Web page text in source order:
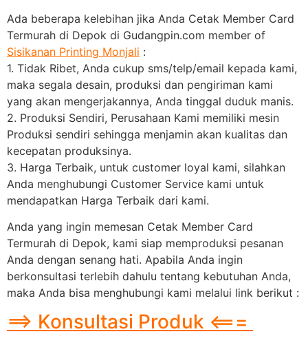
Ada beberapa kelebihan jika Anda Cetak Member Card
Termurah di Depok di Gudangpin.com member of
Sisikanan Printing Monjali :
1. Tidak Ribet, Anda cukup sms/telp/email kepada kami,
maka segala desain, produksi dan pengiriman kami
yang akan mengerjakannya, Anda tinggal duduk manis.
2. Produksi Sendiri, Perusahaan Kami memiliki mesin
Produksi sendiri sehingga menjamin akan kualitas dan
kecepatan produksinya.
3. Harga Terbaik, untuk customer loyal kami, silahkan
Anda menghubungi Customer Service kami untuk
mendapatkan Harga Terbaik dari kami.
Anda yang ingin memesan Cetak Member Card
Termurah di Depok, kami siap memproduksi pesanan
Anda dengan senang hati. Apabila Anda ingin
berkonsultasi terlebih dahulu tentang kebutuhan Anda,
maka Anda bisa menghubungi kami melalui link berikut :
==> Konsultasi Produk <===